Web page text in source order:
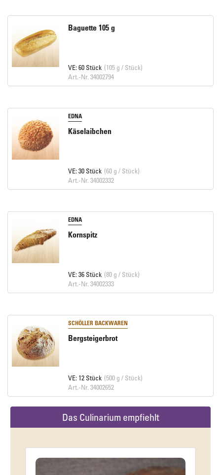
Baguette 105 g
VE: 60 Stück (105 g / Stück)
Art.-Nr. 34002794
EDNA
Käselaibchen
VE: 30 Stück (60 g / Stück)
Art.-Nr. 34002332
EDNA
Kornspitz
VE: 36 Stück (80 g / Stück)
Art.-Nr. 34002333
SCHÖLLER BACKWAREN
Bergsteigerbrot
VE: 12 Stück (500 g / Stück)
Art.-Nr. 34002652
Das Culinarium empfiehlt